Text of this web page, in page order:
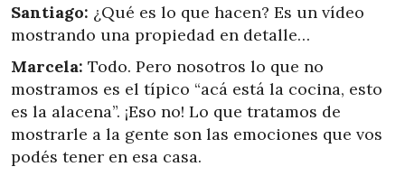
Santiago: ¿Qué es lo que hacen? Es un vídeo
mostrando una propiedad en detalle…
Marcela: Todo. Pero nosotros lo que no
mostramos es el típico “acá está la cocina, esto
es la alacena”. ¡Eso no! Lo que tratamos de
mostrarle a la gente son las emociones que vos
podés tener en esa casa.